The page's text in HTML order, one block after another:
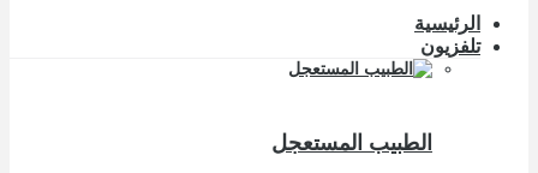
الرئيسية
تلفزيون
الطبيب المستعجل